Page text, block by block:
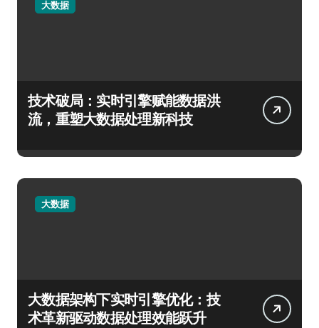
大数据
技术破局：实时引擎赋能数据洪
流，重塑大数据处理新科技
大数据
大数据架构下实时引擎优化：技
术革新驱动数据处理效能跃升